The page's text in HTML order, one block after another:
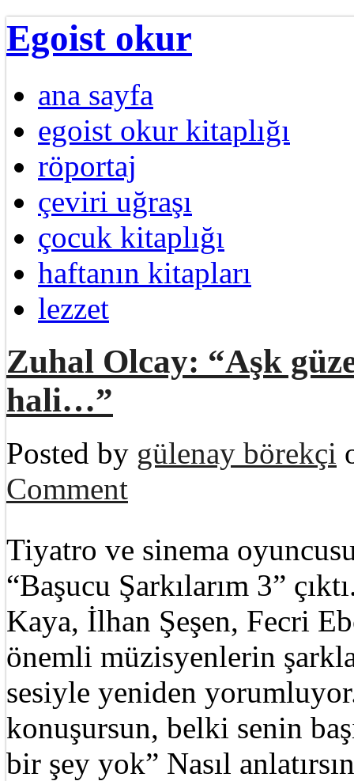
Egoist okur
ana sayfa
egoist okur kitaplığı
röportaj
çeviri uğraşı
çocuk kitaplığı
haftanın kitapları
lezzet
Zuhal Olcay: “Aşk
hali…”
Posted by gülenay börekçi
Comment
Tiyatro ve sinema
“Başucu Şarkılarım 3”
Kaya, İlhan Şeşen, Fecri
önemli müzisyenlerin
sesiyle yeniden
konuşursun, belki senin
bir şey yok” Nasıl